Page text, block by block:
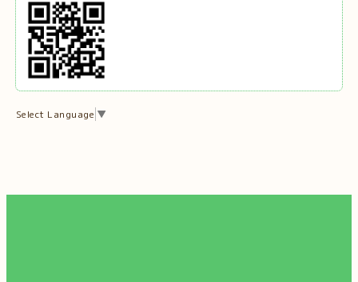
Select Language ▼